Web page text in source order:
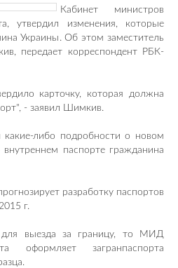
Кабинет министров
утвердил изменения, которые
Украины. Об этом заместитель
передает корреспондент РБК-
карточку, которая должна
- заявил Шимкив.
либо подробности о новом
паспорте гражданина
разработку паспортов
г.
для выезда за границу, то МИД
загранпаспорта